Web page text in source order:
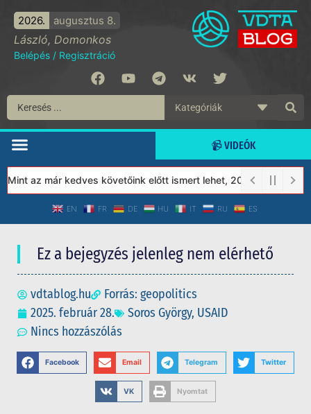
2026. augusztus 8.
László, Domonkos
Belépés / Regisztráció
📹 VIDEÓK
az már kedves követőink előtt ismert lehet, 2023-tól a Védett
EN FR DE HU IT RU ES
Ez a bejegyzés jelenleg nem elérhető
vdtablog.hu
Forrás: geopolitics
2025. február 28.
Soros György, USAID
Nincs hozzászólás
Facebook Email Telegram Twitter
VK Nyomtat